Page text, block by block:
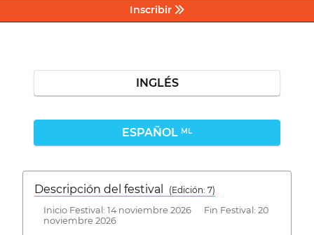
Inscribir
INGLÉS
ESPAÑOL ML
Descripción del festival
( Edición: 7)
Inicio Festival: 14 noviembre 2026 Fin Festival: 20
noviembre 2026